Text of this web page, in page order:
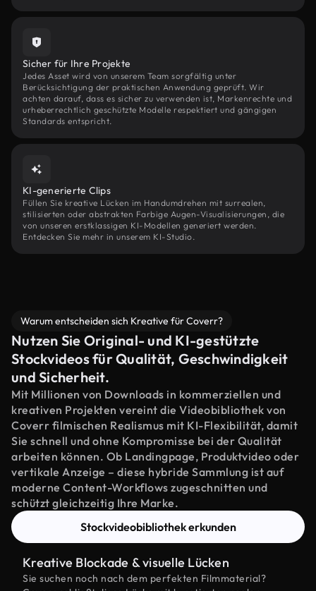
Sicher für Ihre Projekte
Jedes Asset wird von unserem Team sorgfältig unter
Berücksichtigung der praktischen Anwendung geprüft. Wir
achten darauf, dass es sicher zu verwenden ist, Markenrechte und
urheberrechtlich geschützte Modelle respektiert und gängigen
Standards entspricht.
KI-generierte Clips
Füllen Sie kreative Lücken im Handumdrehen mit surrealen,
stilisierten oder abstrakten Farbige Augen-Visualisierungen, die
von unseren erstklassigen KI-Modellen generiert werden.
Entdecken Sie mehr in unserem KI-Studio.
Warum entscheiden sich Kreative für Coverr?
Nutzen Sie Original- und KI-gestützte
Stockvideos für Qualität, Geschwindigkeit
und Sicherheit.
Mit Millionen von Downloads in kommerziellen und
kreativen Projekten vereint die Videobibliothek von
Coverr filmischen Realismus mit KI-Flexibilität, damit
Sie schnell und ohne Kompromisse bei der Qualität
arbeiten können. Ob Landingpage, Produktvideo oder
vertikale Anzeige – diese hybride Sammlung ist auf
moderne Content-Workflows zugeschnitten und
schützt gleichzeitig Ihre Marke.
Stockvideobibliothek erkunden
Kreative Blockade & visuelle Lücken
Sie suchen noch nach dem perfekten Filmmaterial?